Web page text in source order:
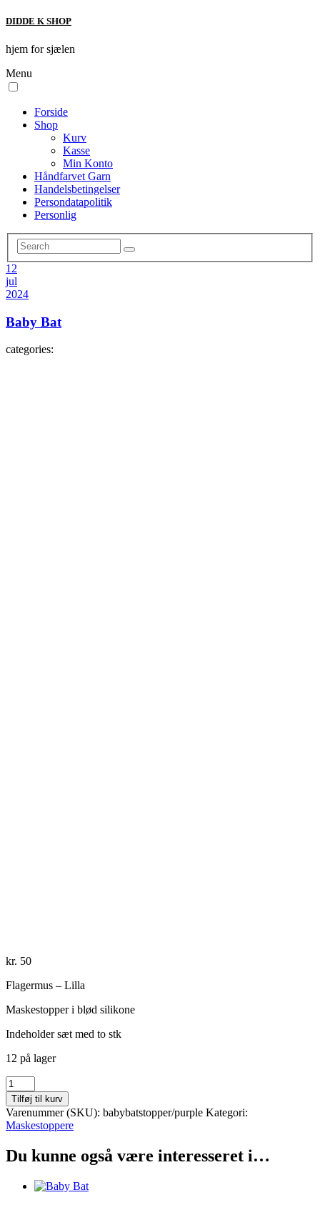
DIDDE K SHOP
hjem for sjælen
Menu
Forside
Shop
Kurv
Kasse
Min Konto
Håndfarvet Garn
Handelsbetingelser
Persondatapolitik
Personlig
12
jul
2024
Baby Bat
categories:
kr. 50
Flagermus – Lilla
Maskestopper i blød silikone
Indeholder sæt med to stk
12 på lager
Baby
Bat
antal
Tilføj til kurv
Varenummer (SKU): babybatstopper/purple Kategori:
Maskestoppere
Du kunne også være interesseret i…